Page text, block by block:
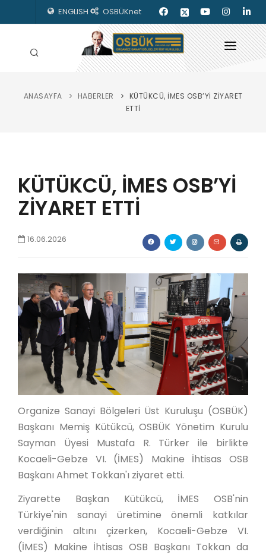
ENGLISH OSBÜKnet
HAKKIMIZDA
KILAVUZLAR
YAYINLARIMIZ
ENERJİ İZLEME
ANASAYFA HABERLER
KÜTÜKCÜ, İMES OSB’Yİ ZİYARET
ETTİ
KÜTÜKCÜ, İMES OSB’Yİ
ZİYARET ETTİ
16.06.2026
Organize Sanayi Bölgeleri Üst Kuruluşu (OSBÜK)
Başkanı Memiş Kütükcü, OSBÜK Yönetim Kurulu
Sayman Üyesi Mustafa R. Türker ile birlikte
Kocaeli-Gebze VI. (İMES) Makine İhtisas OSB
Başkanı Ahmet Tokkan'ı ziyaret etti.
Ziyarette Başkan Kütükcü, İMES OSB'nin
Türkiye'nin sanayi üretimine önemli katkılar
verdiğinin altını çizerken, Kocaeli-Gebze VI.
(İMES) Makine İhtisas OSB Başkanı Tokkan da